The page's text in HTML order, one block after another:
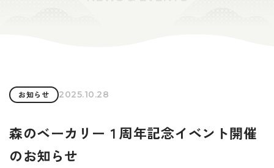
お知らせ 2025.10.28
森のベーカリー１周年記念イベント開催
のお知らせ